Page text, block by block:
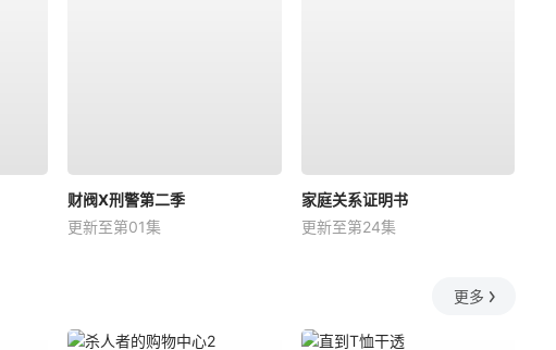
财阀X刑警第二季
更新至第01集
家庭关系证明书
更新至第24集
更多